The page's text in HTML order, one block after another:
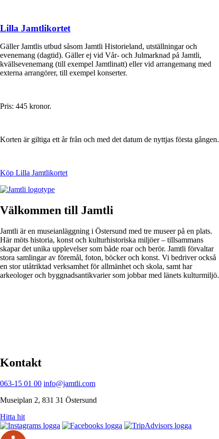
Lilla Jamtlikortet
Gäller Jamtlis utbud såsom Jamtli Historieland, utställningar och
evenemang (dagtid). Gäller ej vid Vår- och Julmarknad på Jamtli,
kvällsevenemang (till exempel Jamtlinatt) eller vid arrangemang med
externa arrangörer, till exempel konserter.
Pris: 445 kronor.
Korten är giltiga ett år från och med det datum de nyttjas första gången.
Köp Lilla Jamtlikortet
Välkommen till Jamtli
Jamtli är en museianläggning i Östersund med tre museer på en plats.
Här möts historia, konst och kulturhistoriska miljöer – tillsammans
skapar det unika upplevelser som både roar och berör. Jamtli förvaltar
stora samlingar av föremål, foton, böcker och konst. Vi bedriver också
en stor utåtriktad verksamhet för allmänhet och skola, samt har
arkeologer och byggnadsantikvarier som jobbar med länets kulturmiljö.
Kontakt
063-15 01 00 info@jamtli.com
Museiplan 2, 831 31 Östersund
Hitta hit